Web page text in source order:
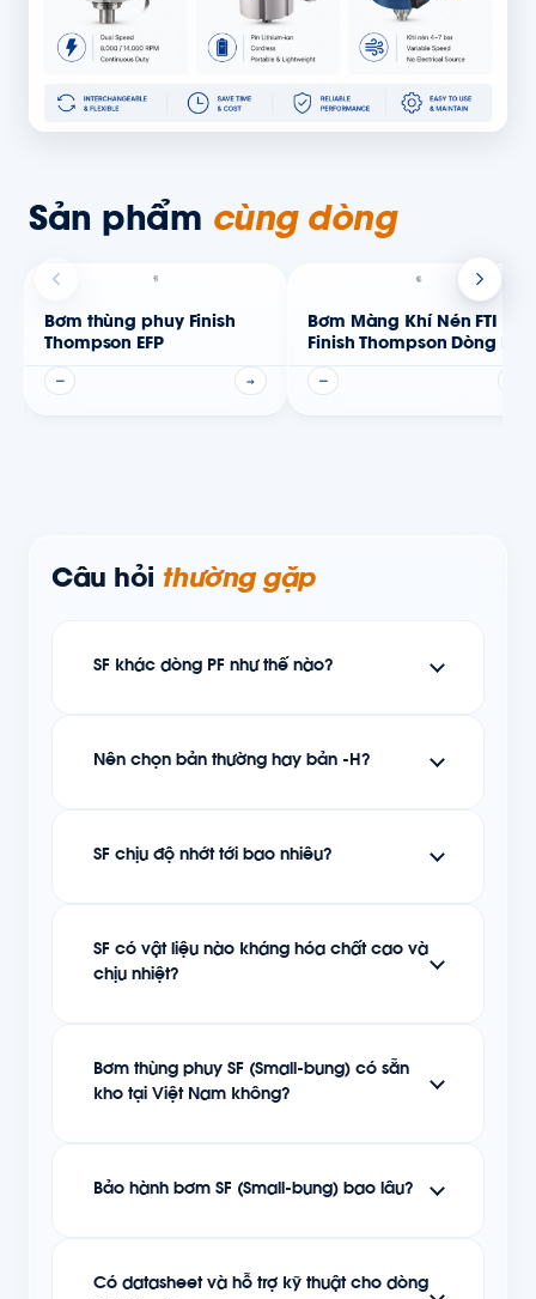
Sản phẩm cùng dòng
Bơm thùng phuy Finish
Thompson EFP
— →
Bơm Màng Khí Nén FTI Air
Finish Thompson Dòng FT
—
Câu hỏi thường gặp
SF khác dòng PF như thế nào?
Nên chọn bản thường hay bản -H?
SF chịu độ nhớt tới bao nhiêu?
SF có vật liệu nào kháng hóa chất cao và
chịu nhiệt?
Bơm thùng phuy SF (Small-bung) có sẵn
kho tại Việt Nam không?
Bảo hành bơm SF (Small-bung) bao lâu?
Có datasheet và hỗ trợ kỹ thuật cho dòng